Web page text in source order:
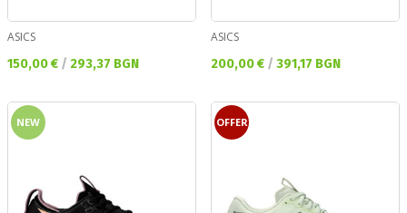
ASICS
Текуща цена:
150,00 € / 293,37 BGN
ASICS
Текуща цена:
200,00 € / 391,17 BGN
NEW OFFER